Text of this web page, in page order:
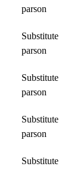
parson
Substitute
parson
Substitute
parson
Substitute
parson
Substitute